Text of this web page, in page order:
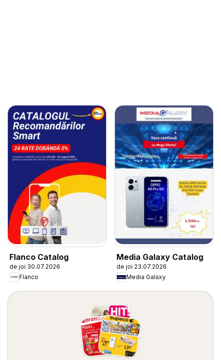
Flanco Catalog
de joi 30.07.2026
Flanco
Media Galaxy Catalog
de joi 23.07.2026
Media Galaxy